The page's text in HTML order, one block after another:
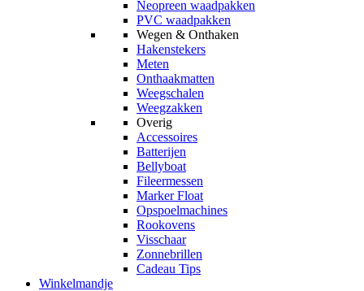
Neopreen waadpakken
PVC waadpakken
Wegen & Onthaken
Hakenstekers
Meten
Onthaakmatten
Weegschalen
Weegzakken
Overig
Accessoires
Batterijen
Bellyboat
Fileermessen
Marker Float
Opspoelmachines
Rookovens
Visschaar
Zonnebrillen
Cadeau Tips
Winkelmandje